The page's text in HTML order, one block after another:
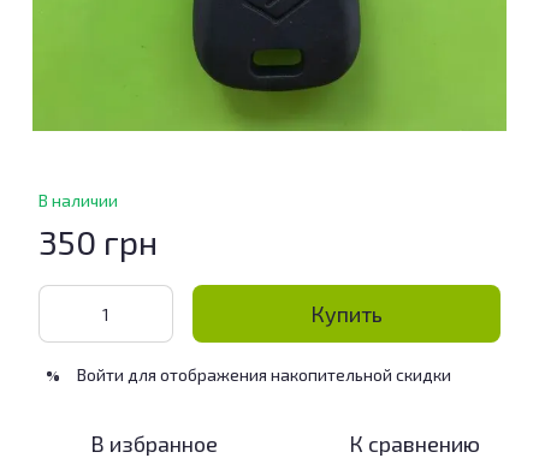
В наличии
350 грн
Купить
% Войти для отображения накопительной скидки
В избранное К сравнению